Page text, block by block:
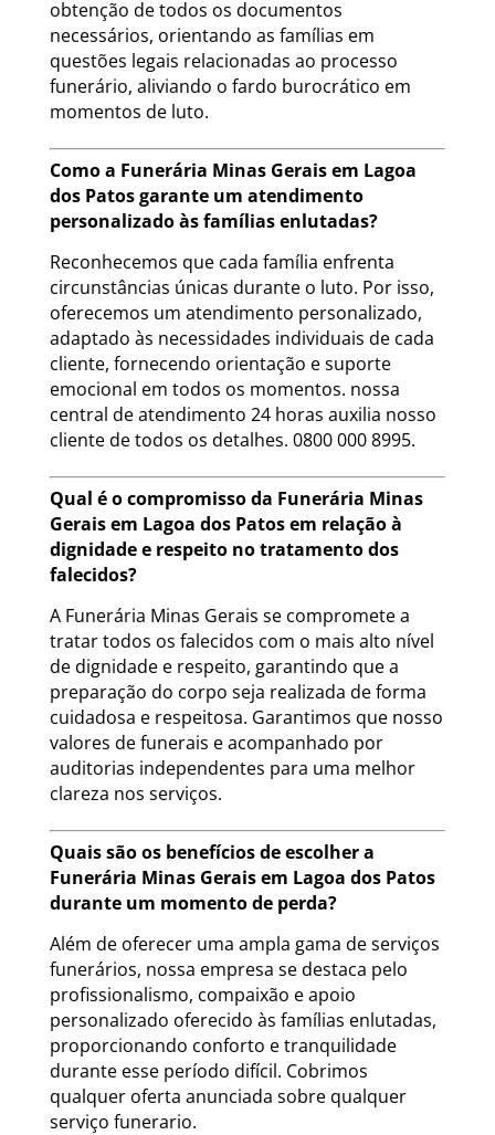
obtenção de todos os documentos
necessários, orientando as famílias em
questões legais relacionadas ao processo
funerário, aliviando o fardo burocrático em
momentos de luto.
Como a Funerária Minas Gerais em Lagoa
dos Patos garante um atendimento
personalizado às famílias enlutadas?
Reconhecemos que cada família enfrenta
circunstâncias únicas durante o luto. Por isso,
oferecemos um atendimento personalizado,
adaptado às necessidades individuais de cada
cliente, fornecendo orientação e suporte
emocional em todos os momentos. nossa
central de atendimento 24 horas auxilia nosso
cliente de todos os detalhes. 0800 000 8995.
Qual é o compromisso da Funerária Minas
Gerais em Lagoa dos Patos em relação à
dignidade e respeito no tratamento dos
falecidos?
A Funerária Minas Gerais se compromete a
tratar todos os falecidos com o mais alto nível
de dignidade e respeito, garantindo que a
preparação do corpo seja realizada de forma
cuidadosa e respeitosa. Garantimos que nosso
valores de funerais e acompanhado por
auditorias independentes para uma melhor
clareza nos serviços.
Quais são os benefícios de escolher a
Funerária Minas Gerais em Lagoa dos Patos
durante um momento de perda?
Além de oferecer uma ampla gama de serviços
funerários, nossa empresa se destaca pelo
profissionalismo, compaixão e apoio
personalizado oferecido às famílias enlutadas,
proporcionando conforto e tranquilidade
durante esse período difícil. Cobrimos
qualquer oferta anunciada sobre qualquer
serviço funerario.